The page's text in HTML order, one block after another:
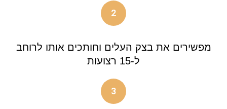
2
מפשירים את בצק העלים וחותכים אותו לרוחב
ל-15 רצועות
3